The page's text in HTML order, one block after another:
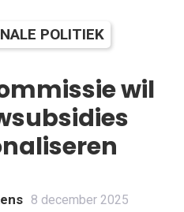
POLITIEK
wil
8 december 2025